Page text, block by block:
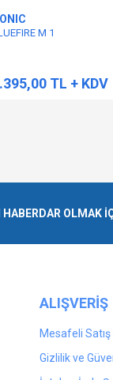
M 1
TL + KDV
OLMAK
ALIŞVERİŞ
Mesafeli
Gizlilik ve